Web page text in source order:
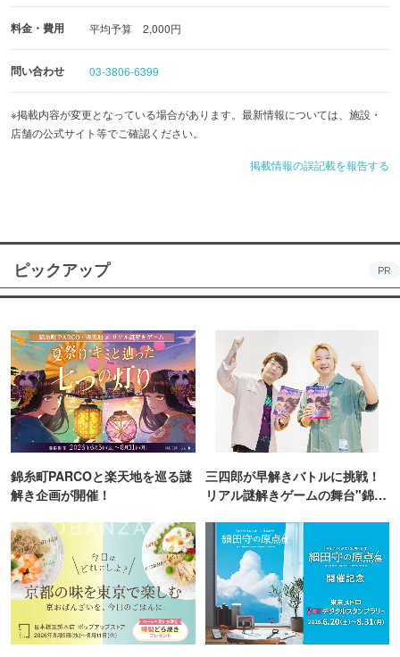
料金・費用 平均予算 2,000円
問い合わせ 03-3806-6399
※掲載内容が変更となっている場合があります。最新情報については、施設・
店舗の公式サイト等でご確認ください。
掲載情報の誤記載を報告する
ピックアップ PR
錦糸町PARCOと楽天地を巡る謎
解き企画が開催！
三四郎が早解きバトルに挑戦！
リアル謎解きゲームの舞台"錦糸